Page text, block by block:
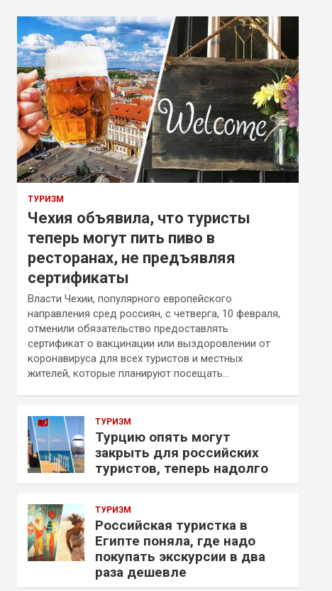
ТУРИЗМ
Чехия объявила, что туристы
теперь могут пить пиво в
ресторанах, не предъявляя
сертификаты
Власти Чехии, популярного европейского
направления сред россиян, с четверга, 10 февраля,
отменили обязательство предоставлять
сертификат о вакцинации или выздоровлении от
коронавируса для всех туристов и местных
жителей, которые планируют посещать…
ТУРИЗМ
Турцию опять могут
закрыть для российских
туристов, теперь надолго
ТУРИЗМ
Российская туристка в
Египте поняла, где надо
покупать экскурсии в два
раза дешевле